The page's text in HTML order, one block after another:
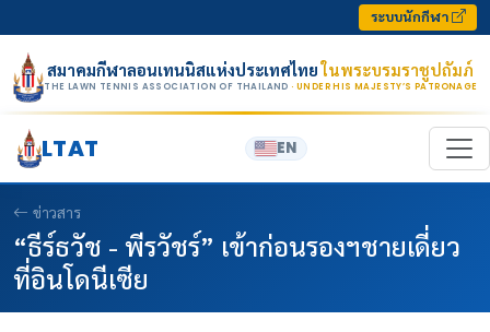
ระบบนักกีฬา
สมาคมกีฬาลอนเทนนิสแห่งประเทศไทยในพระบรมราชูปถัมภ์
THE LAWN TENNIS ASSOCIATION OF THAILAND · UNDER HIS MAJESTY’S PATRONAGE
LTAT EN
ข่าวสาร
“ธีร์ธวัช - พีรวัชร์” เข้าก่อนรองฯชายเดี่ยว
ที่อินโดนีเซีย